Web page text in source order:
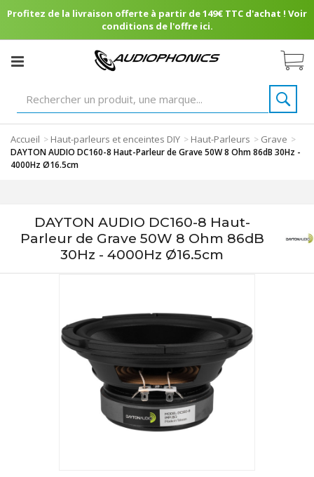
Profitez de la livraison offerte à partir de 149€ TTC d'achat ! Voir
conditions de l'offre ici.
Accueil > Haut-parleurs et enceintes DIY > Haut-Parleurs > Grave >
DAYTON AUDIO DC160-8 Haut-Parleur de Grave 50W 8 Ohm 86dB 30Hz -
4000Hz Ø16.5cm
DAYTON AUDIO DC160-8 Haut-
Parleur de Grave 50W 8 Ohm 86dB
30Hz - 4000Hz Ø16.5cm